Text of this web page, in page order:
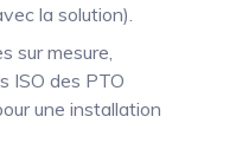
la solution).
sur mesure,
ISO des PTO
une installation